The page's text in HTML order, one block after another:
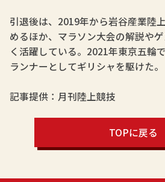
引退後は、2019年から岩谷産業陸
めるほか、マラソン大会の解説や
く活躍している。2021年東京五輪
ランナーとしてギリシャを駆けた。
記事提供：月刊陸上競技
TOPに戻る